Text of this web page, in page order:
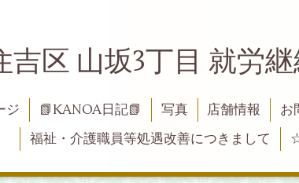
吉区 山坂3丁目 就労
ジ 📗KANOA日記📗 写真 店舗情報 お
福祉・介護職員等処遇改善につきまして